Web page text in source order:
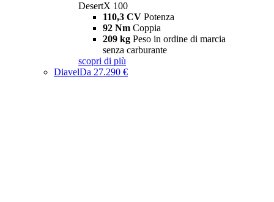
DesertX 100
110,3 CV Potenza
92 Nm Coppia
209 kg Peso in ordine di marcia
senza carburante
scopri di più
DiavelDa 27.290 €